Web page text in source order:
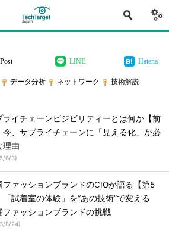
Post LINE Hatena
データ分析 ネットワーク
技術解説
ライチェーンビジビリティーとは何か【前
今、サプライチェーンに「見える化」が必
理由
6/3)
ファッションブランドのCIOが語る【第5
「試着室の体験」を“あの技術”で変える
ファッションブランドの挑戦
8/24)